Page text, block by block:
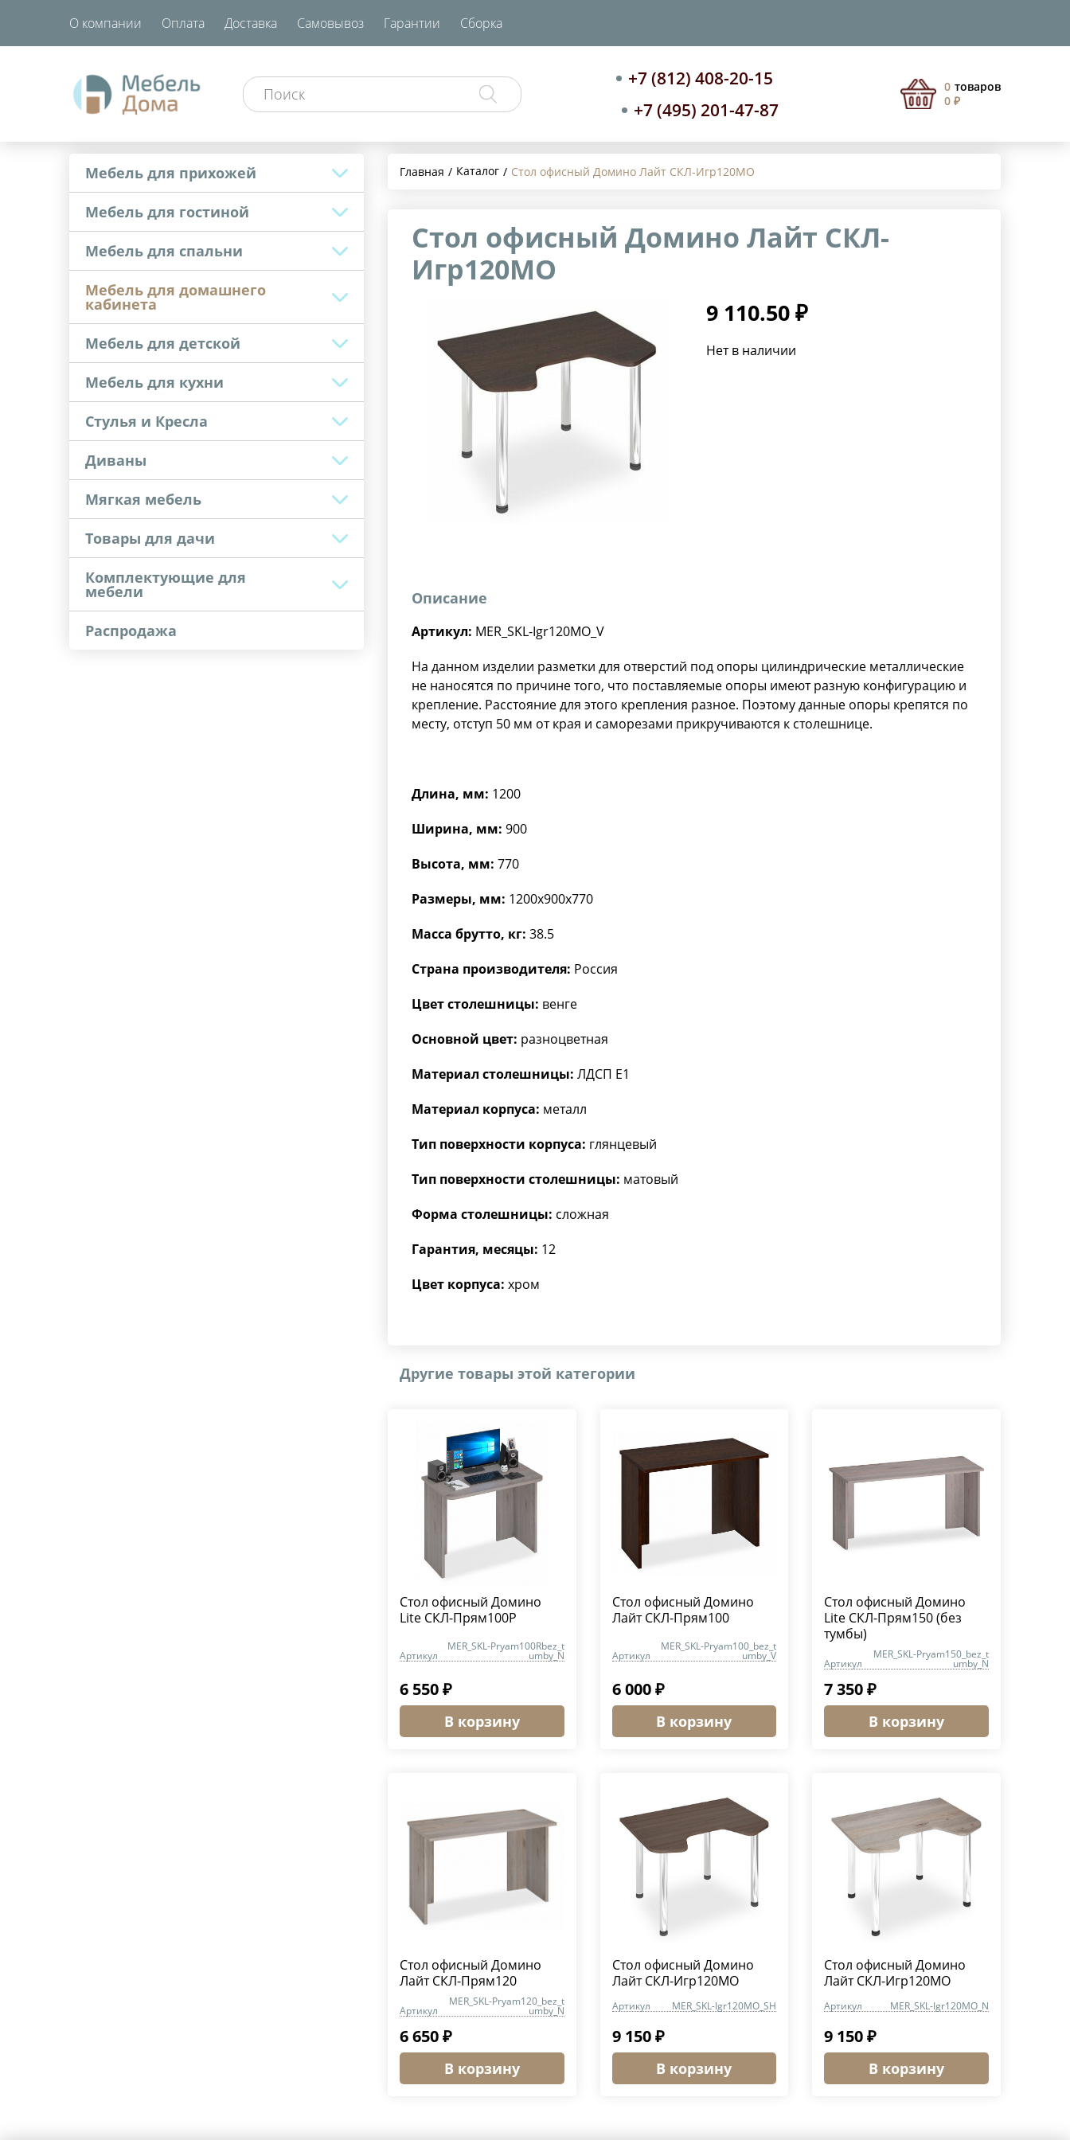
О компании Оплата Доставка Самовывоз Гарантии Сборка
+7 (812) 408-20-15
+7 (495) 201-47-87
0 товаров
0 ₽
Мебель для прихожей
Мебель для гостиной
Мебель для спальни
Мебель для домашнего
кабинета
Мебель для детской
Мебель для кухни
Стулья и Кресла
Диваны
Мягкая мебель
Товары для дачи
Комплектующие для
мебели
Распродажа
Главная Каталог Стол офисный Домино Лайт СКЛ-Игр120МО
Стол офисный Домино Лайт СКЛ-
Игр120МО
9 110.50 ₽
Нет в наличии
Описание
Артикул: MER_SKL-Igr120MO_V
На данном изделии разметки для отверстий под опоры цилиндрические металлические
не наносятся по причине того, что поставляемые опоры имеют разную конфигурацию и
крепление. Расстояние для этого крепления разное. Поэтому данные опоры крепятся по
месту, отступ 50 мм от края и саморезами прикручиваются к столешнице.
Длина, мм: 1200
Ширина, мм: 900
Высота, мм: 770
Размеры, мм: 1200x900x770
Масса брутто, кг: 38.5
Страна производителя: Россия
Цвет столешницы: венге
Основной цвет: разноцветная
Материал столешницы: ЛДСП Е1
Материал корпуса: металл
Тип поверхности корпуса: глянцевый
Тип поверхности столешницы: матовый
Форма столешницы: сложная
Гарантия, месяцы: 12
Цвет корпуса: хром
Другие товары этой категории
Стол офисный Домино
Lite СКЛ-Прям100Р
Артикул
MER_SKL-Pryam100Rbez_t
umby_N
6 550 ₽
В корзину
Стол офисный Домино
Лайт СКЛ-Прям100
Артикул
MER_SKL-Pryam100_bez_t
umby_V
6 000 ₽
В корзину
Стол офисный Домино
Lite СКЛ-Прям150 (без
тумбы)
Артикул
MER_SKL-Pryam150_bez_t
umby_N
7 350 ₽
В корзину
Стол офисный Домино
Лайт СКЛ-Прям120
Артикул
MER_SKL-Pryam120_bez_t
umby_N
6 650 ₽
В корзину
Стол офисный Домино
Лайт СКЛ-Игр120МО
Артикул MER_SKL-Igr120MO_SH
9 150 ₽
В корзину
Стол офисный Домино
Лайт СКЛ-Игр120МО
Артикул MER_SKL-Igr120MO_N
9 150 ₽
В корзину